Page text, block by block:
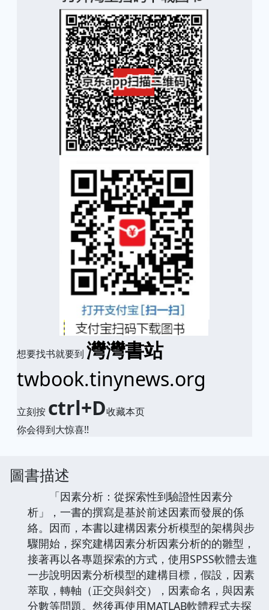
想要找书就要到 灣灣書站
twbook.tinynews.org
立刻按 ctrl+D收藏本页
你会得到大惊喜!!
圖書描述
「因素分析：從探索性到驗證性因素分
析」，一書的撰寫是基於前述因素而發展的係
絡。因而，本書以建構因素分析模型的架構與步
驟開始，探究建構因素分析因素分析的的雛型，
接著再以各專題探索的方式，使用SPSS軟體去進
一步說明因素分析模型的建構目標，假設，因素
萃取，轉軸（正交與斜交），因素命名，與因素
分數等問題。然後再使用MATLAB軟體程式去探